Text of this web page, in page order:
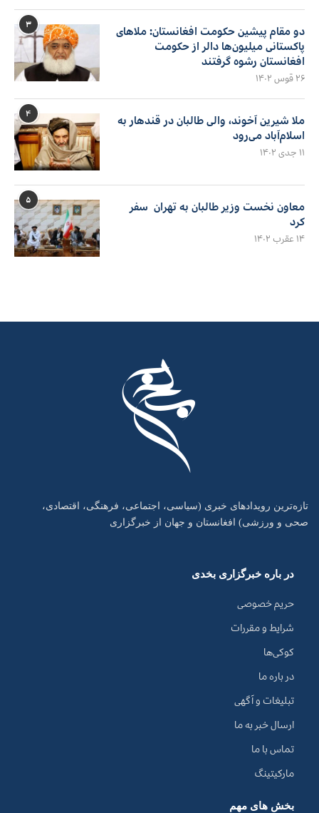
۳
دو مقام پیشین حکومت افغانستان: ملاهای
پاکستانی میلیون‌ها دالر از حکومت
افغانستان رشوه گرفتند
۲۶ قوس ۱۴۰۲
۴
ملا شیرین آخوند، والی طالبان در قندهار به
اسلام‌آباد می‌رود
۱۱ جدی ۱۴۰۲
۵
معاون نخست وزیر طالبان به تهران سفر
کرد
۱۴ عقرب ۱۴۰۲
تازه‌ترین رویدادهای خبری (سیاسی، اجتماعی، فرهنگی، اقتصادی،
صحی و ورزشی) افغانستان و جهان از خبرگزاری
در باره خبرگزاری بخدی
حریم خصوصی
شرایط و مقررات
کوکی‌ها
در باره ما
تبلیغات و آگهی
ارسال خبر به ما
تماس با ما
مارکیتینگ
بخش های مهم